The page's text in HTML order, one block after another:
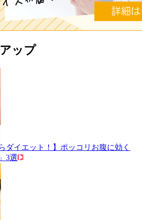
ップ
ダイエット！】ポッコリお腹に効く
3選